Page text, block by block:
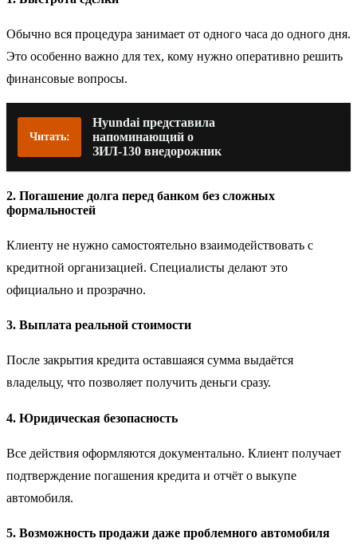
Обычно вся процедура занимает от одного часа до одного дня.
Это особенно важно для тех, кому нужно оперативно решить
финансовые вопросы.
Читать:
Hyundai представила
напоминающий о
ЗИЛ-130 внедорожник
2. Погашение долга перед банком без сложных
формальностей
Клиенту не нужно самостоятельно взаимодействовать с
кредитной организацией. Специалисты делают это
официально и прозрачно.
3. Выплата реальной стоимости
После закрытия кредита оставшаяся сумма выдаётся
владельцу, что позволяет получить деньги сразу.
4. Юридическая безопасность
Все действия оформляются документально. Клиент получает
подтверждение погашения кредита и отчёт о выкупе
автомобиля.
5. Возможность продажи даже проблемного автомобиля